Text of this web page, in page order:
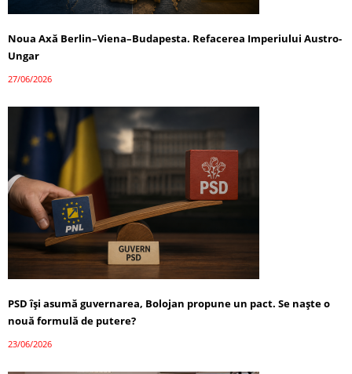
Noua Axă Berlin–Viena–Budapesta. Refacerea Imperiului Austro-
Ungar
27/06/2026
PSD își asumă guvernarea, Bolojan propune un pact. Se naște o
nouă formulă de putere?
23/06/2026